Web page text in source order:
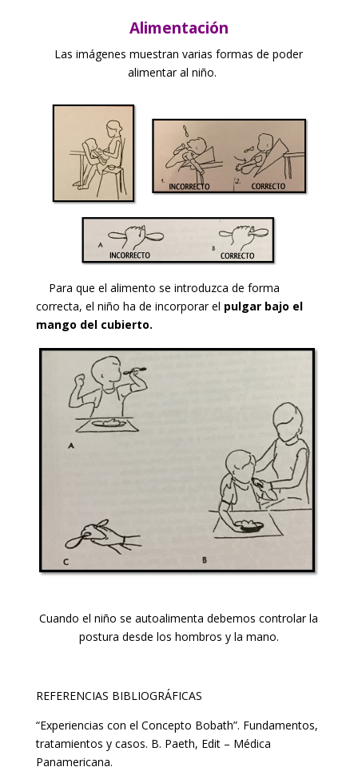
Alimentación
Las imágenes muestran varias formas de poder
alimentar al niño.
Para que el alimento se introduzca de forma
correcta, el niño ha de incorporar el pulgar bajo el
mango del cubierto.
Cuando el niño se autoalimenta debemos controlar la
postura desde los hombros y la mano.
REFERENCIAS BIBLIOGRÁFICAS
“Experiencias con el Concepto Bobath”. Fundamentos,
tratamientos y casos. B. Paeth, Edit – Médica
Panamericana.